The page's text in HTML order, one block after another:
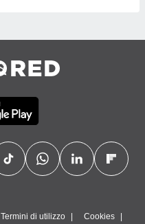
Termini di utilizzo Cookies